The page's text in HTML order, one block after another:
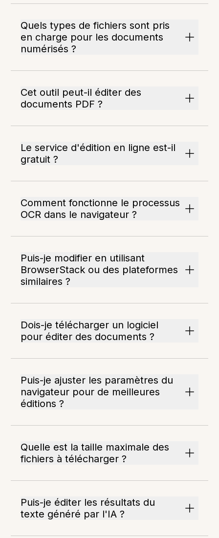
Quels types de fichiers sont pris
en charge pour les documents
numérisés ?
Cet outil peut-il éditer des
documents PDF ?
Le service d'édition en ligne est-il
gratuit ?
Comment fonctionne le processus
OCR dans le navigateur ?
Puis-je modifier en utilisant
BrowserStack ou des plateformes
similaires ?
Dois-je télécharger un logiciel
pour éditer des documents ?
Puis-je ajuster les paramètres du
navigateur pour de meilleures
éditions ?
Quelle est la taille maximale des
fichiers à télécharger ?
Puis-je éditer les résultats du
texte généré par l'IA ?